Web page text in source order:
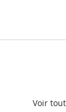
Voir tout